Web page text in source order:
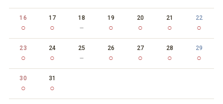
16
○
17
○
18
－
19
○
20
○
21
○
22
○
23
○
24
○
25
－
26
○
27
○
28
○
29
○
30
○
31
○